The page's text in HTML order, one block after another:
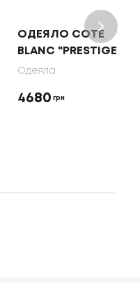
ОДЕЯЛО COTE
BLANC "PRESTIGE"
Одеяла
4680 грн